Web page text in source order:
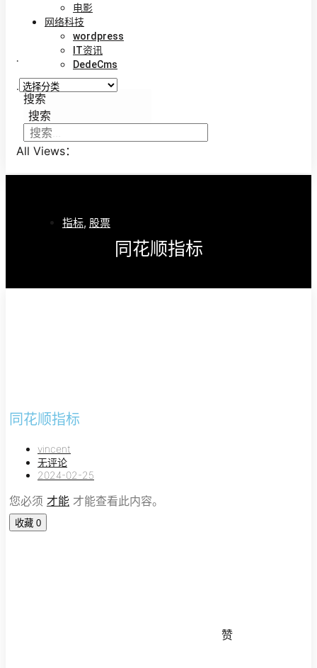
电影
网络科技
wordpress
IT资讯
DedeCms
.
.
搜索
搜索
All Views：
指标, 股票
同花顺指标
同花顺指标
vincent
无评论
2024-02-25
您必须 才能 才能查看此内容。
收藏 0
赞